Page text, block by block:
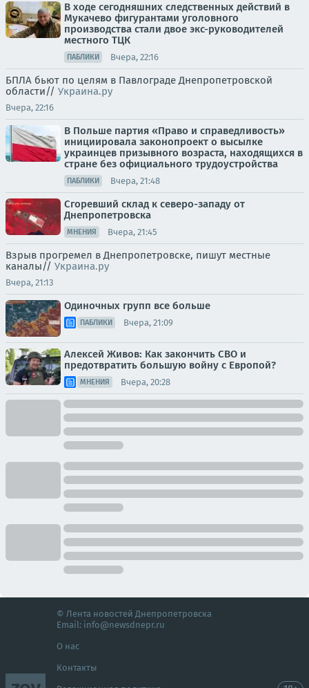
В ходе сегодняшних следственных действий в
Мукачево фигурантами уголовного
производства стали двое экс-руководителей
местного ТЦК
ПАБЛИКИ Вчера, 22:16
БПЛА бьют по целям в Павлограде Днепропетровской
области// Украина.ру
Вчера, 22:16
В Польше партия «Право и справедливость»
инициировала законопроект о высылке
украинцев призывного возраста, находящихся в
стране без официального трудоустройства
ПАБЛИКИ Вчера, 21:48
Сгоревший склад к северо-западу от
Днепропетровска
МНЕНИЯ Вчера, 21:45
Взрыв прогремел в Днепропетровске, пишут местные
каналы// Украина.ру
Вчера, 21:13
Одиночных групп все больше
ПАБЛИКИ Вчера, 21:09
Алексей Живов: Как закончить СВО и
предотвратить большую войну с Европой?
МНЕНИЯ Вчера, 20:28
© Лента новостей Днепропетровска
Email: info@newsdnepr.ru
О нас
Контакты